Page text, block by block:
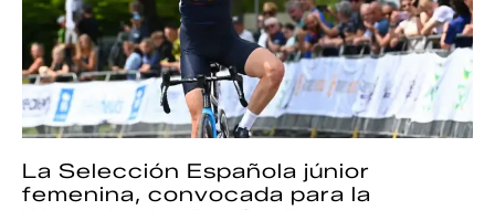
La Selección Española júnior
femenina, convocada para la